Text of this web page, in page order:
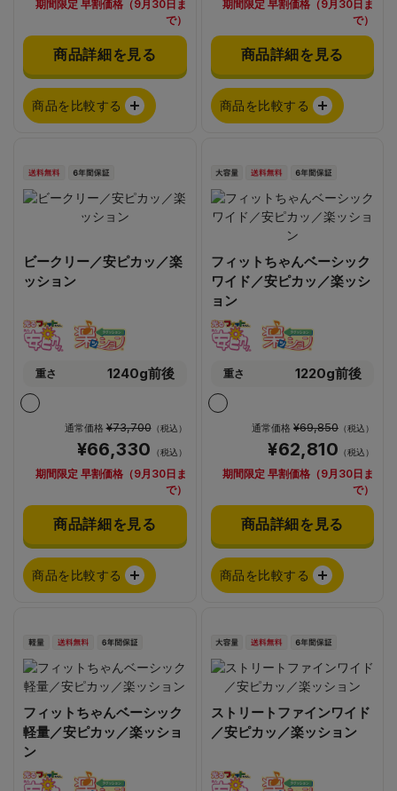
期間限定 早割価格（9月30日ま
で）
商品詳細を見る
商品を比較する
期間限定 早割価格（9月30日ま
で）
商品詳細を見る
商品を比較する
ビークリー／安ピカッ／楽
ッション
重さ 1240g前後
通常価格¥73,700（税込）
¥66,330 （税込）
期間限定 早割価格（9月30日ま
で）
商品詳細を見る
商品を比較する
フィットちゃんベーシック
ワイド／安ピカッ／楽ッシ
ョン
重さ 1220g前後
通常価格 ¥69,850 （税込）
¥62,810 （税込）
期間限定 早割価格（9月30日ま
で）
商品詳細を見る
商品を比較する
フィットちゃんベーシック
軽量／安ピカッ／楽ッショ
ン
ストリートファインワイド
／安ピカッ／楽ッション